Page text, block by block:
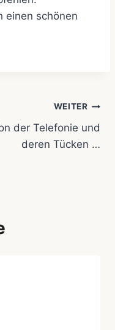
einen schönen
WEITER
der Telefonie und
deren Tücken …